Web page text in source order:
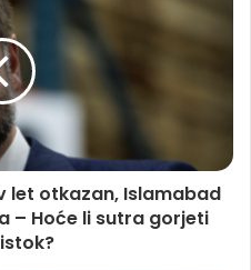
let otkazan, Islamabad
– Hoće li sutra gorjeti